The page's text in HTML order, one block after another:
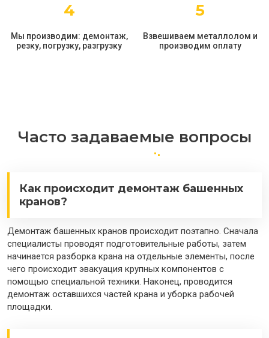
4
Мы производим: демонтаж,
резку, погрузку, разгрузку
5
Взвешиваем металлолом и
производим оплату
Часто задаваемые вопросы
Как происходит демонтаж башенных
кранов?
Демонтаж башенных кранов происходит поэтапно. Сначала
специалисты проводят подготовительные работы, затем
начинается разборка крана на отдельные элементы, после
чего происходит эвакуация крупных компонентов с
помощью специальной техники. Наконец, проводится
демонтаж оставшихся частей крана и уборка рабочей
площадки.